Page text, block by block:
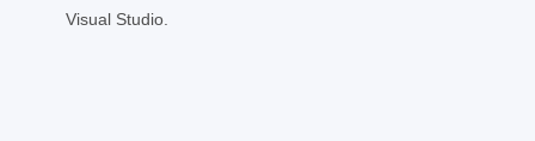
Visual Studio.